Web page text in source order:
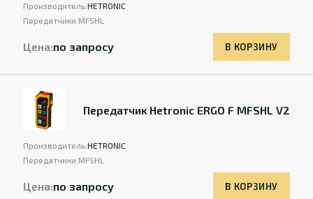
Производитель:HETRONIC
Передатчики:MFSHL
Цена:по запросу В КОРЗИНУ
Передатчик Hetronic ERGO F MFSHL V2
Производитель:HETRONIC
Передатчики:MFSHL
Цена:по запросу В КОРЗИНУ